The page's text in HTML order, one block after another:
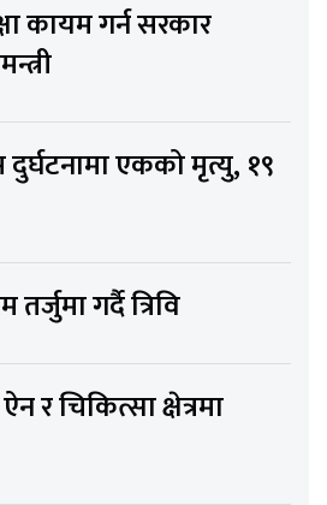
कायम गर्न सरकार
एकको मृत्यु, १९
तर्जुमा गर्दै त्रिवि
ऐन र चिकित्सा क्षेत्रमा